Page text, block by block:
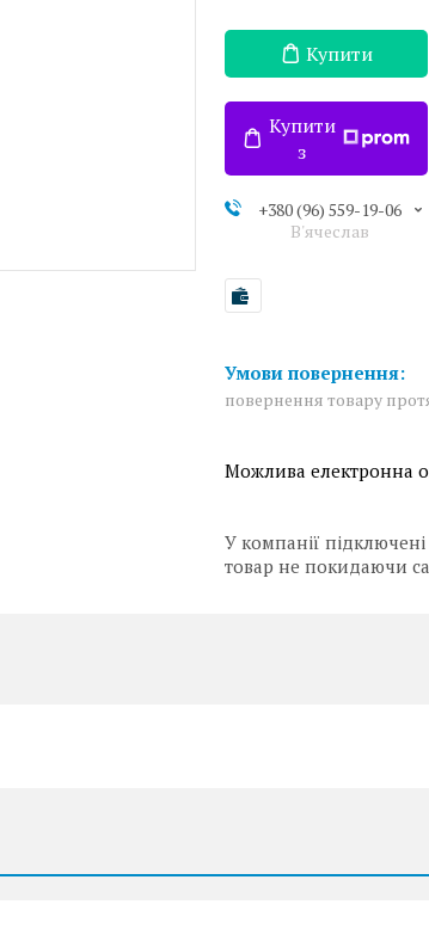
Купити
Купити
з
+380 (96) 559-19-06
В'ячеслав
повернення товару
У компанії
товар не покидаючи